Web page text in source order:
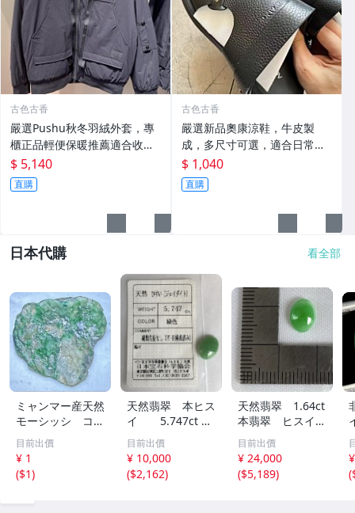
古色古香
嚴選Pushu秋冬羽絨外套，專
櫃正品輕便保暖推薦適合收藏
秋冬羽絨 外套 保暖
$ 5,140
直購
古色古香
嚴選新品奧康涼鞋，牛皮製
成，多尺寸可選，適合日常搭
配收藏 涼鞋 牛皮 奧康
$ 1,040
直購
日本代購 看全部
ミャンマー産天然
モーシッシ コス
モクロア 翡翠輝
石 原石20.16g^
^激レア石^ ^
目前出價
¥ 1
($1)
天然翡翠 本ヒス
イ 5.747ct 日
宝協ソーティン
グ ルース
天然ひすい
目前出價
¥ 10,000
($2,162)
天然翡翠 1.64ct
本翡翠 ヒスイ
ジェイダイト ル
ース
目前出價
¥ 24,000
($5,189)
(